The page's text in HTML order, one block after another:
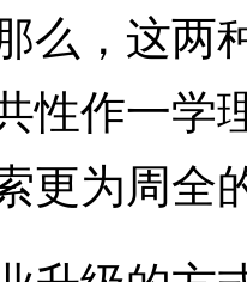
么，这两
性作一学
更为周全